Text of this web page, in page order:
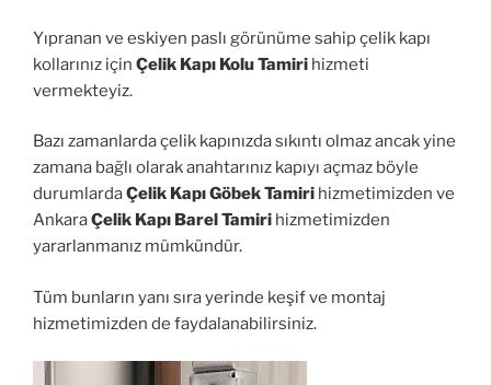
Yıpranan ve eskiyen paslı görünüme sahip çelik kapı
kollarınız için Çelik Kapı Kolu Tamiri hizmeti
vermekteyiz.
Bazı zamanlarda çelik kapınızda sıkıntı olmaz ancak yine
zamana bağlı olarak anahtarınız kapıyı açmaz böyle
durumlardaÇelik Kapı Göbek Tamiri hizmetimizden ve
AnkaraÇelik Kapı Barel Tamiri hizmetimizden
yararlanmanız mümkündür.
Tüm bunların yanı sıra yerinde keşif ve montaj
hizmetimizden de faydalanabilirsiniz.